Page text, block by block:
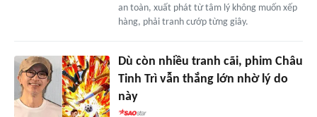
an toàn, xuất phát từ tâm lý không muốn xếp
hàng, phải tranh cướp từng giây.
Dù còn nhiều tranh cãi, phim Châu
Tinh Trì vẫn thắng lớn nhờ lý do
này